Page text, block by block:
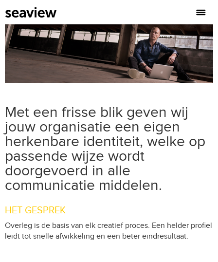
Met een frisse blik geven wij
jouw organisatie een eigen
herkenbare identiteit, welke op
passende wijze wordt
doorgevoerd in alle
communicatie middelen.
HET GESPREK
Overleg is de basis van elk creatief proces. Een helder profiel
leidt tot snelle afwikkeling en een beter eindresultaat.